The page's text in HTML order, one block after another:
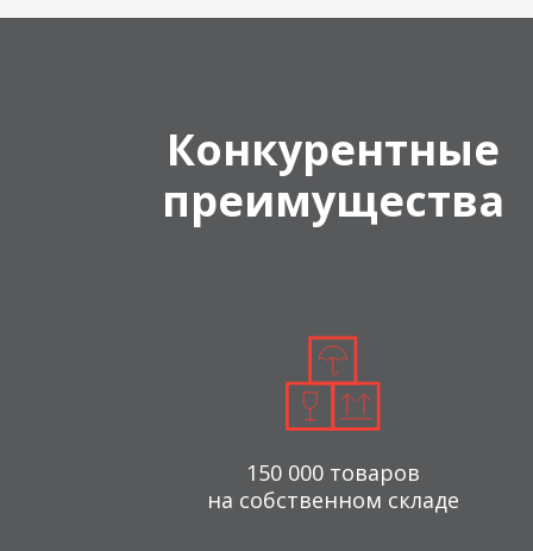
Конкурентные
преимущества
150 000 товаров
на собственном складе